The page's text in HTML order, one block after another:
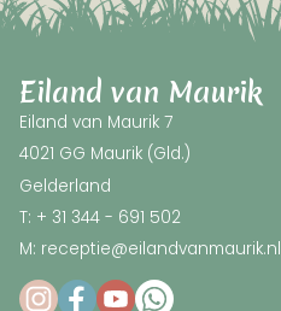
Eiland van Maurik
Eiland van Maurik 7
4021 GG Maurik (Gld.)
Gelderland
T: + 31 344 - 691 502
M: receptie@eilandvanmaurik.nl